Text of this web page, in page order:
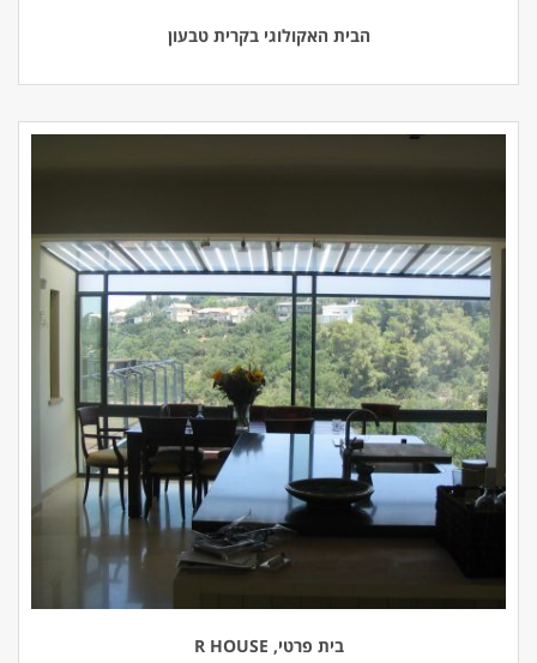
הבית האקולוגי בקרית טבעון
בית פרטי, R HOUSE